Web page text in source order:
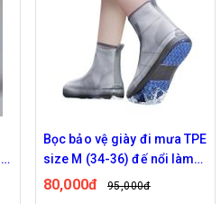
Bọc bảo vệ giày đi mưa TPE
size 2XL (43-45) đế nổi làm
dày chống trơn trượt mài
80,000đ 95,000đ